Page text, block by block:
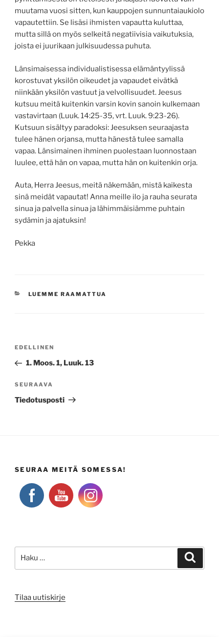
muutama vuosi sitten, kun kauppojen sunnuntaiaukiolo
vapautettiin. Se lisäsi ihmisten vapautta kuluttaa,
mutta sillä on myös selkeitä negatiivisia vaikutuksia,
joista ei juurikaan julkisuudessa puhuta.
Länsimaisessa individualistisessa elämäntyylissä
korostuvat yksilön oikeudet ja vapaudet eivätkä
niinkään yksilön vastuut ja velvollisuudet. Jeesus
kutsuu meitä kuitenkin varsin kovin sanoin kulkemaan
vastavirtaan (Luuk. 14:25-35, vrt. Luuk. 9:23-26).
Kutsuun sisältyy paradoksi: Jeesuksen seuraajasta
tulee hänen orjansa, mutta hänestä tulee samalla
vapaa. Länsimainen ihminen puolestaan luonnostaan
luulee, että hän on vapaa, mutta hän on kuitenkin orja.
Auta, Herra Jeesus, meitä näkemään, mistä kaikesta
sinä meidät vapautat! Anna meille ilo ja rauha seurata
sinua ja palvella sinua ja lähimmäisiämme puhtain
sydämin ja ajatuksin!
Pekka
KATEGORIAT
LUEMME RAAMATTUA
Edellinen
artikkeli
EDELLINEN
1. Moos. 1, Luuk. 13
Seuraava
artikkeli
SEURAAVA
Tiedotusposti
SEURAA MEITÄ SOMESSA!
Tilaa uutiskirje